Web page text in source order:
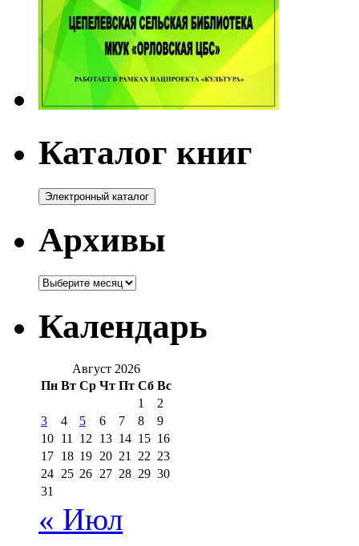
Каталог книг
Архивы
Архивы
Календарь
Август 2026
Пн Вт Ср Чт Пт Сб Вс
1
2
3
4 5 6 7 8
9
10 11 12 13 14 15 16
17 18 19 20 21 22 23
24 25 26 27 28 29 30
31
« Июл